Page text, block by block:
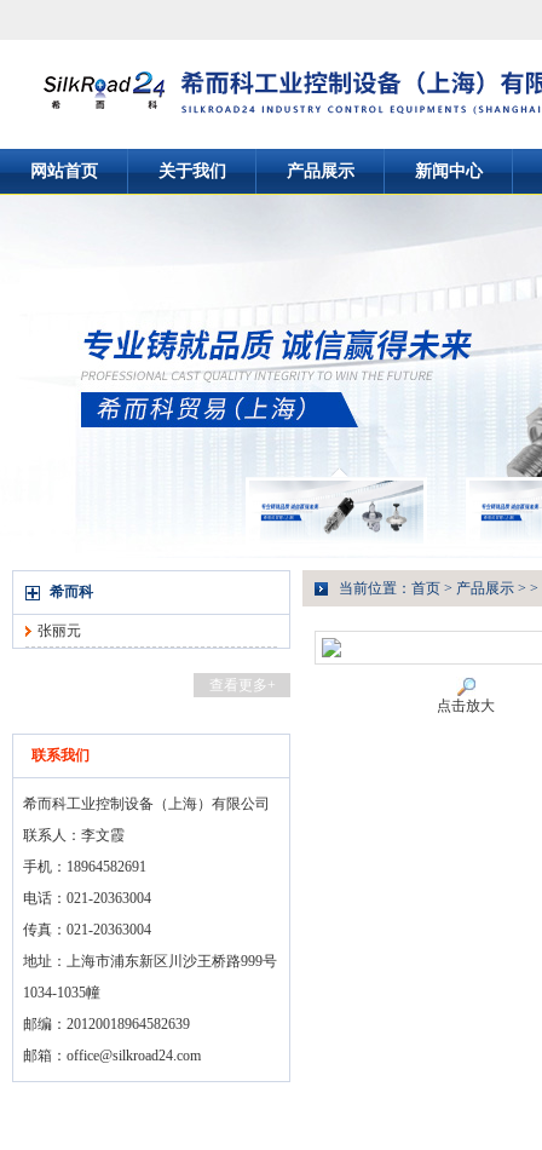
网站首页 关于我们 产品展示 新闻中心
希而科
张丽元
查看更多+
联系我们
希而科工业控制设备（上海）有限公司
联系人：李文霞
手机：18964582691
电话：021-20363004
传真：021-20363004
地址：上海市浦东新区川沙王桥路999号
1034-1035幢
邮编：20120018964582639
邮箱： office@silkroad24.com
当前位置： 首页 > 产品展示 > >
点击放大